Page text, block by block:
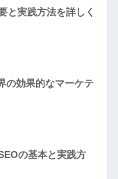
と実践方法を詳しく
の効果的なマーケテ
の基本と実践方